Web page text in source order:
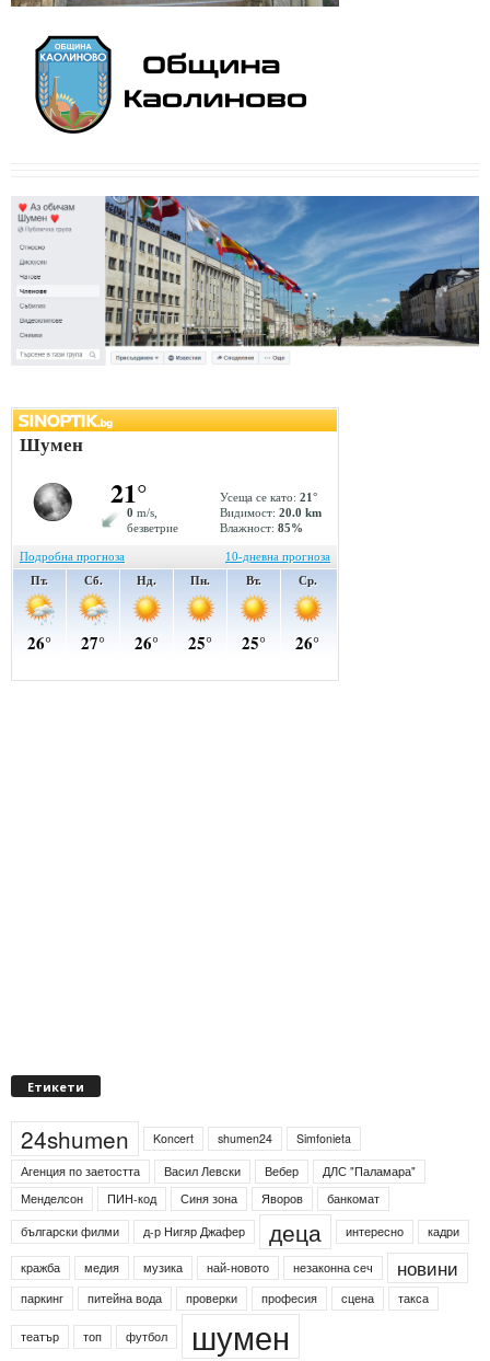
Етикети
24shumen Koncert shumen24
Simfonieta
Агенция по заетостта
Васил Левски Вебер
ДЛС "Паламара"
Менделсон
ПИН-код Синя зона Яворов
банкомат
български филми
д-р Нигяр Джафер деца интересно кадри
кражба медия музика най-новото незаконна сеч новини
паркинг питейна вода проверки професия сцена такса
театър топ футбол шумен